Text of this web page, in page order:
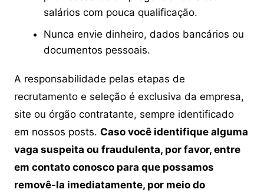
salários com pouca qualificação.
Nunca envie dinheiro, dados bancários ou
documentos pessoais.
A responsabilidade pelas etapas de
recrutamento e seleção é exclusiva da empresa,
site ou órgão contratante, sempre identificado
em nossos posts. Caso você identifique alguma
vaga suspeita ou fraudulenta, por favor, entre
em contato conosco para que possamos
removê-la imediatamente, por meio do